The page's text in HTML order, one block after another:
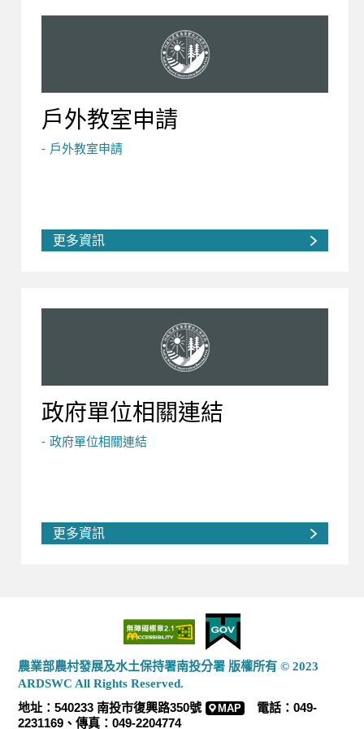
戶外教室申請
戶外教室申請
更多資訊
政府單位相關連結
政府單位相關連結
更多資訊
農業部農村發展及水土保持署南投分署 版權所有 © 2023
ARDSWC All Rights Reserved.
地址：540233 南投市復興路350號 MAP
電話：049-
2231169、傳真：049-2204774